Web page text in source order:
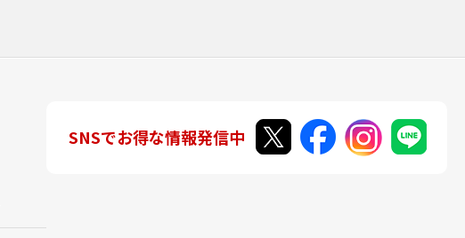
SNSでお得な情報発信中